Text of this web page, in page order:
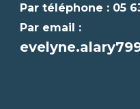
Par téléphone : 05
Par email :